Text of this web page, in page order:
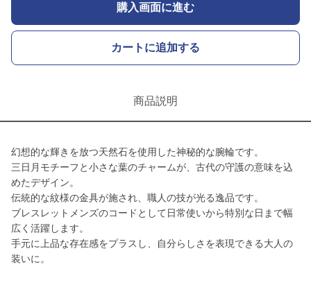
購入画面に進む
カートに追加する
商品説明
幻想的な輝きを放つ天然石を使用した神秘的な腕輪です。
三日月モチーフと小さな葉のチャームが、古代の守護の意味を込
めたデザイン。
伝統的な紋様の金具が施され、職人の技が光る逸品です。
ブレスレットメンズのコードとして日常使いから特別な日まで幅
広く活躍します。
手元に上品な存在感をプラスし、自分らしさを表現できる大人の
装いに。